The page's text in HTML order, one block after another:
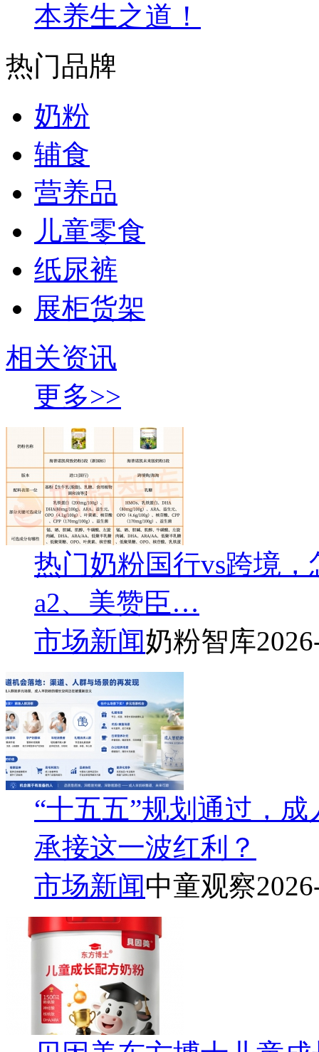
本养生之道！
热门品牌
奶粉
辅食
营养品
儿童零食
纸尿裤
展柜货架
相关资讯
更多>>
热门奶粉国行vs跨境
a2、美赞臣…
市场新闻奶粉智库
“十五五”规划通过，
承接这一波红利？
市场新闻中童观察